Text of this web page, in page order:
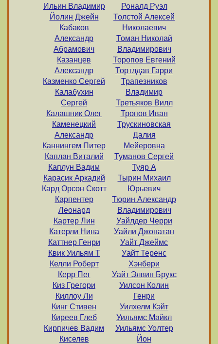
Ильин Владимир
Йолин Джейн
Кабаков
Александр
Абрамович
Казанцев
Александр
Казменко Сергей
Калабухин
Сергей
Калашник Олег
Каменецкий
Александр
Каннингем Питер
Каплан Виталий
Каплун Вадим
Карасик Аркадий
Кард Орсон Скотт
Карпентер
Леонард
Картер Лин
Катерли Нина
Каттнер Генри
Квик Уильям Т
Келли Роберт
Керр Пег
Киз Грегори
Киллоу Ли
Кинг Стивен
Киреев Глеб
Кирпичев Вадим
Киселев
Роналд Руэл
Толстой Алексей
Николаевич
Томан Николай
Владимирович
Торопов Евгений
Тортлдав Гарри
Трапезников
Владимир
Третьяков Вилл
Тропов Иван
Трускиновская
Далия
Мейеровна
Туманов Сергей
Туяр А
Тырин Михаил
Юрьевич
Тюрин Александр
Владимирович
Уайлдер Черри
Уайли Джонатан
Уайт Джеймс
Уайт Теренс
Хэнбери
Уайт Элвин Брукс
Уилсон Колин
Генри
Уилхелм Кэйт
Уильямс Майкл
Уильямс Уолтер
Йон